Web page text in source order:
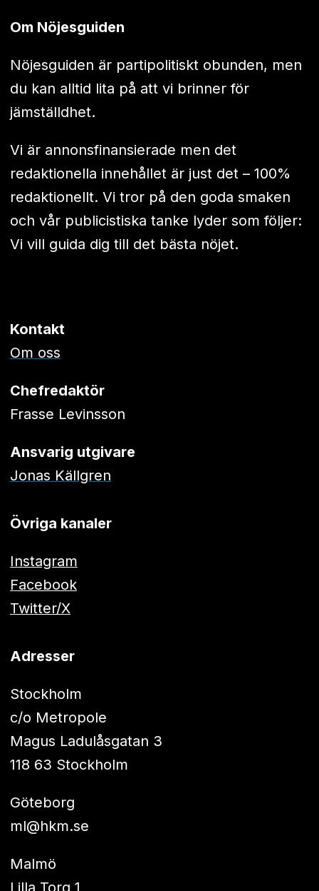
Om Nöjesguiden
Nöjesguiden är partipolitiskt obunden, men
du kan alltid lita på att vi brinner för
jämställdhet.
Vi är annonsfinansierade men det
redaktionella innehållet är just det – 100%
redaktionellt. Vi tror på den goda smaken
och vår publicistiska tanke lyder som följer:
Vi vill guida dig till det bästa nöjet.
Kontakt
Om oss
Chefredaktör
Frasse Levinsson
Ansvarig utgivare
Jonas Källgren
Övriga kanaler
Instagram
Facebook
Twitter/X
Adresser
Stockholm
c/o Metropole
Magus Ladulåsgatan 3
118 63 Stockholm
Göteborg
ml@hkm.se
Malmö
Lilla Torg 1